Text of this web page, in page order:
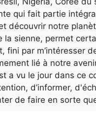
qui fait partie
découvrir notre
sienne, permet
fini par m’intéresser
lié à notre
a vu le jour dans ce
d’informer,
de faire en sorte